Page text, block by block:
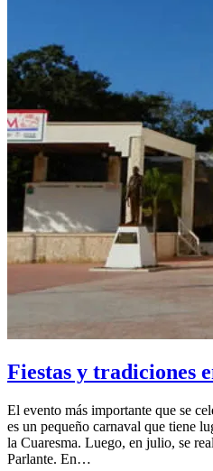
Fiestas y tradiciones
El evento más importante que se
es un pequeño carnaval que tiene
la Cuaresma. Luego, en julio, se
Parlante. En…